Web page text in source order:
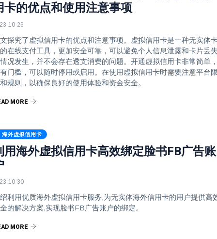
卡的优点和使用注意事项
10-23
探究了虚拟信用卡的优点和注意事项。虚拟信用卡是一种无实体
在线支付工具，更加安全可靠，可以避免个人信息泄露和卡片丢
况发生，并不会存在透支消费的问题。开通虚拟信用卡非常简单
门槛，可以随时停用或启用。在使用虚拟信用卡时需要注意平台
规则，以确保良好的使用体验和资金安全。
MORE
海外虚拟信用卡
用海外虚拟信用卡高效绑定脸书FB广告账
10-30
利用优质海外虚拟信用卡服务,为无实体海外信用卡的用户提供高
的解决方案,实现脸书FB广告账户的绑定。
MORE